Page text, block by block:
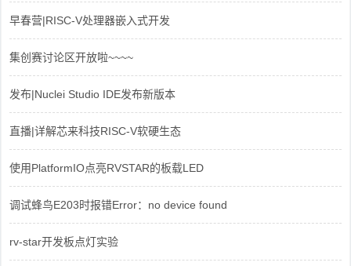
早春营|RISC-V处理器嵌入式开发
集创赛讨论区开放啦~~~~
发布|Nuclei Studio IDE发布新版本
直播|详解芯来科技RISC-V软硬生态
使用PlatformIO点亮RVSTAR的板载LED
调试蜂鸟E203时报错Error：no device found
rv-star开发板点灯实验